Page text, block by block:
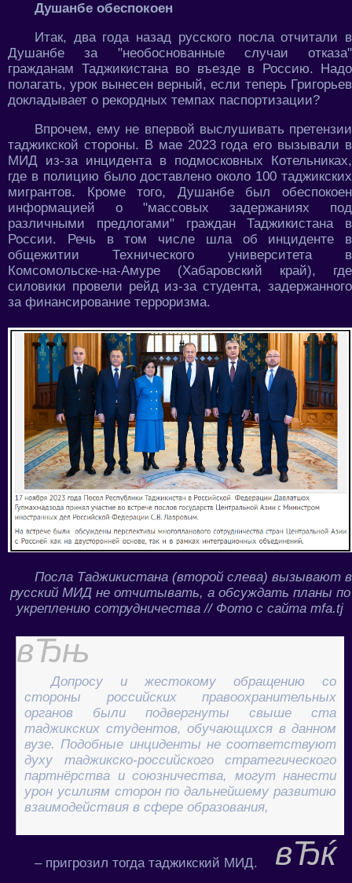
Душанбе обеспокоен
Итак, два года назад русского посла отчитали в
Душанбе за "необоснованные случаи отказа"
гражданам Таджикистана во въезде в Россию. Надо
полагать, урок вынесен верный, если теперь Григорьев
докладывает о рекордных темпах паспортизации?
Впрочем, ему не впервой выслушивать претензии
таджикской стороны. В мае 2023 года его вызывали в
МИД из-за инцидента в подмосковных Котельниках,
где в полицию было доставлено около 100 таджикских
мигрантов. Кроме того, Душанбе был обеспокоен
информацией о "массовых задержаниях под
различными предлогами" граждан Таджикистана в
России. Речь в том числе шла об инциденте в
общежитии Технического университета в
Комсомольске-на-Амуре (Хабаровский край), где
силовики провели рейд из-за студента, задержанного
за финансирование терроризма.
Посла Таджикистана (второй слева) вызывают в
русский МИД не отчитывать, а обсуждать планы по
укреплению сотрудничества // Фото с сайта mfa.tj
Допросу и жестокому обращению со
стороны российских правоохранительных
органов были подвергнуты свыше ста
таджикских студентов, обучающихся в данном
вузе. Подобные инциденты не соответствуют
духу таджикско-российского стратегического
партнёрства и союзничества, могут нанести
урон усилиям сторон по дальнейшему развитию
взаимодействия в сфере образования,
– пригрозил тогда таджикский МИД.